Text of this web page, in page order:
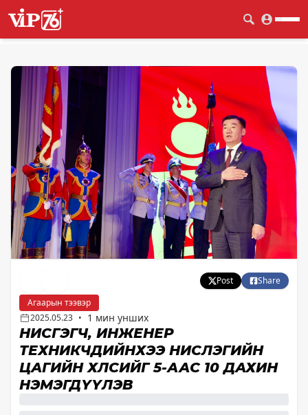
Post
Share
Агаарын тээвэр
2025.05.23 • 1 мин унших
НИСГЭГЧ, ИНЖЕНЕР
ТЕХНИКЧДИЙНХЭЭ НИСЛЭГИЙН
ЦАГИЙН ХӨЛСИЙГ 5-ААС 10 ДАХИН
НЭМЭГДҮҮЛЭВ